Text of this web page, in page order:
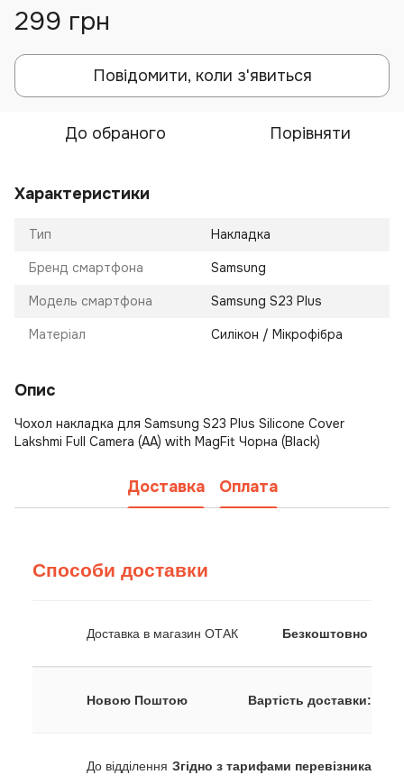
299 грн
Повідомити, коли з'явиться
До обраного Порівняти
Характеристики
Тип Накладка
Бренд смартфона Samsung
Модель смартфона Samsung S23 Plus
Матеріал Силікон / Мікрофібра
Опис
Чохол накладка для Samsung S23 Plus Silicone Cover
Lakshmi Full Camera (AA) with MagFit Чорна (Black)
Доставка Оплата
Способи доставки
Доставка в магазин ОТАК Безкоштовно
Новою Поштою Вартість доставки:
До відділення Згідно з тарифами перевізника